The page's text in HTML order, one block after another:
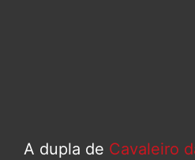
A dupla de Cavaleiro